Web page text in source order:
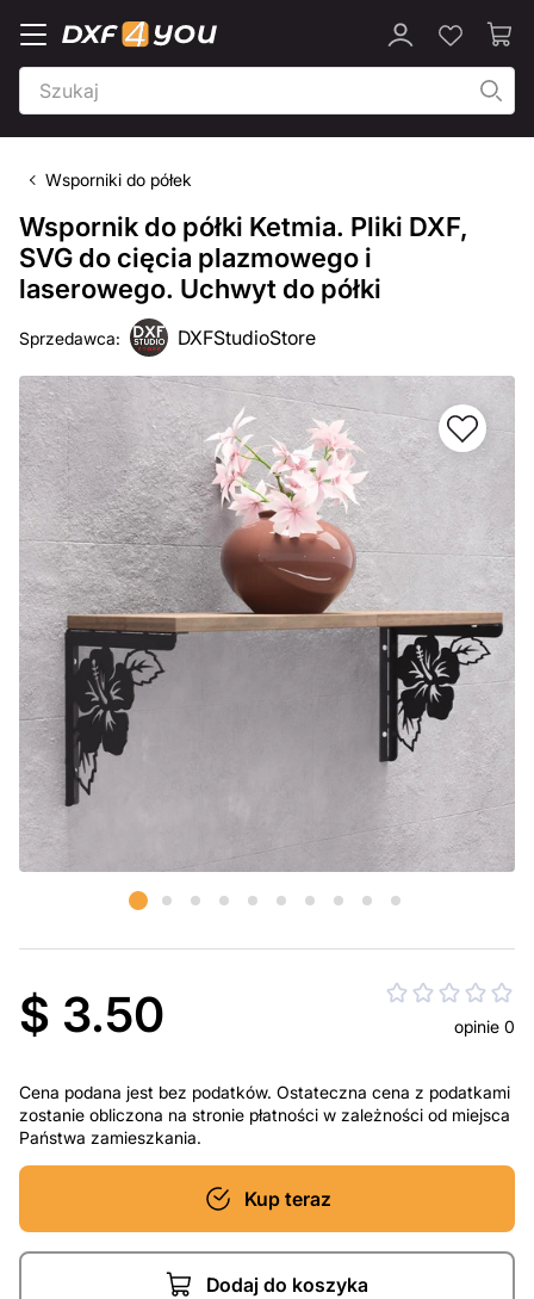
Wsporniki do półek
Wspornik do półki Ketmia. Pliki DXF,
SVG do cięcia plazmowego i
laserowego. Uchwyt do półki
Sprzedawca: DXFStudioStore
$ 3.50 opinie 0
Cena podana jest bez podatków. Ostateczna cena z podatkami
zostanie obliczona na stronie płatności w zależności od miejsca
Państwa zamieszkania.
Kup teraz
Dodaj do koszyka